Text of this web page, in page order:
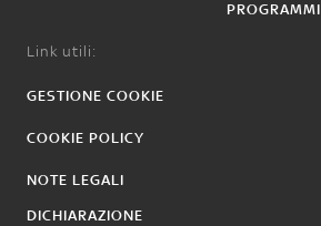
PROGRAMMI
Link utili:
GESTIONE COOKIE
COOKIE POLICY
NOTE LEGALI
DICHIARAZIONE